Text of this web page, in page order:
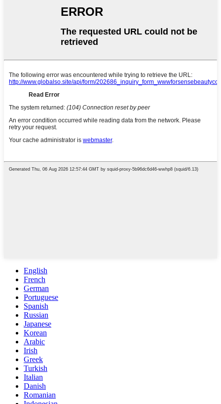
English
French
German
Portuguese
Spanish
Russian
Japanese
Korean
Arabic
Irish
Greek
Turkish
Italian
Danish
Romanian